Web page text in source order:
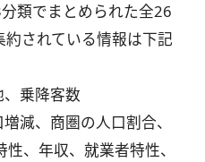
類でまとめられた全26
されている情報は下記
乗降客数
減、商圏の人口割合、
、年収、就業者特性、